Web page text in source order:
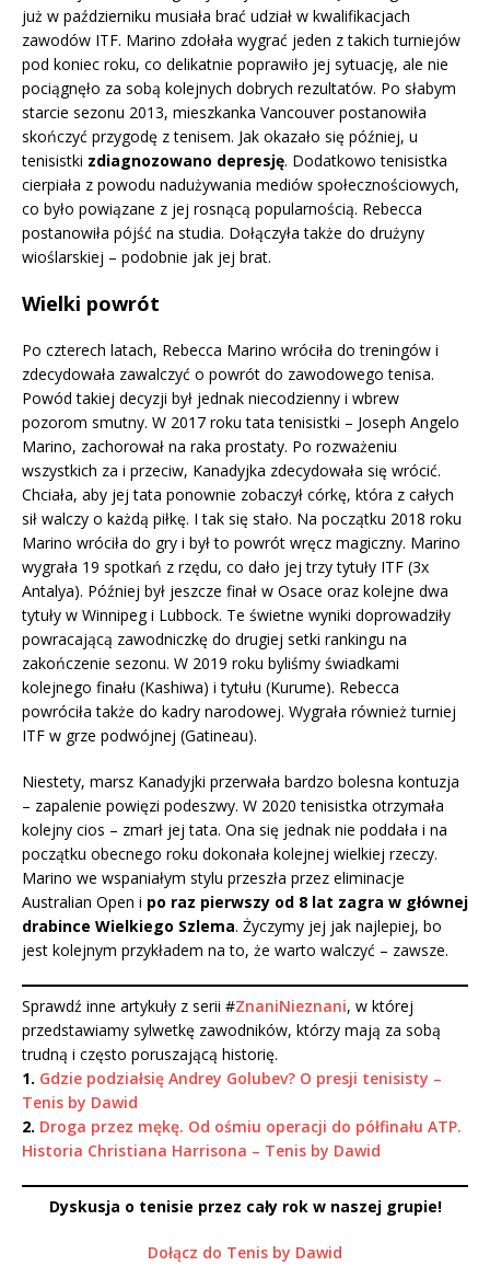
już w październiku musiała brać udział w kwalifikacjach
zawodów ITF. Marino zdołała wygrać jeden z takich turniejów
pod koniec roku, co delikatnie poprawiło jej sytuację, ale nie
pociągnęło za sobą kolejnych dobrych rezultatów. Po słabym
starcie sezonu 2013, mieszkanka Vancouver postanowiła
skończyć przygodę z tenisem. Jak okazało się później, u
tenisistki zdiagnozowano depresję. Dodatkowo tenisistka
cierpiała z powodu nadużywania mediów społecznościowych,
co było powiązane z jej rosnącą popularnością. Rebecca
postanowiła pójść na studia. Dołączyła także do drużyny
wioślarskiej – podobnie jak jej brat.
Wielki powrót
Po czterech latach, Rebecca Marino wróciła do treningów i
zdecydowała zawalczyć o powrót do zawodowego tenisa.
Powód takiej decyzji był jednak niecodzienny i wbrew
pozorom smutny. W 2017 roku tata tenisistki – Joseph Angelo
Marino, zachorował na raka prostaty. Po rozważeniu
wszystkich za i przeciw, Kanadyjka zdecydowała się wrócić.
Chciała, aby jej tata ponownie zobaczył córkę, która z całych
sił walczy o każdą piłkę. I tak się stało. Na początku 2018 roku
Marino wróciła do gry i był to powrót wręcz magiczny. Marino
wygrała 19 spotkań z rzędu, co dało jej trzy tytuły ITF (3x
Antalya). Później był jeszcze finał w Osace oraz kolejne dwa
tytuły w Winnipeg i Lubbock. Te świetne wyniki doprowadziły
powracającą zawodniczkę do drugiej setki rankingu na
zakończenie sezonu. W 2019 roku byliśmy świadkami
kolejnego finału (Kashiwa) i tytułu (Kurume). Rebecca
powróciła także do kadry narodowej. Wygrała również turniej
ITF w grze podwójnej (Gatineau).
Niestety, marsz Kanadyjki przerwała bardzo bolesna kontuzja
– zapalenie powięzi podeszwy. W 2020 tenisistka otrzymała
kolejny cios – zmarł jej tata. Ona się jednak nie poddała i na
początku obecnego roku dokonała kolejnej wielkiej rzeczy.
Marino we wspaniałym stylu przeszła przez eliminacje
Australian Open i po raz pierwszy od 8 lat zagra w głównej
drabince Wielkiego Szlema. Życzymy jej jak najlepiej, bo
jest kolejnym przykładem na to, że warto walczyć – zawsze.
Sprawdź inne artykuły z serii #ZnaniNieznani, w której
przedstawiamy sylwetkę zawodników, którzy mają za sobą
trudną i często poruszającą historię.
1. Gdzie podziałsię Andrey Golubev? O presji tenisisty –
Tenis by Dawid
2. Droga przez mękę. Od ośmiu operacji do półfinału ATP.
Historia Christiana Harrisona – Tenis by Dawid
Dyskusja o tenisie przez cały rok w naszej grupie!
Dołącz do Tenis by Dawid